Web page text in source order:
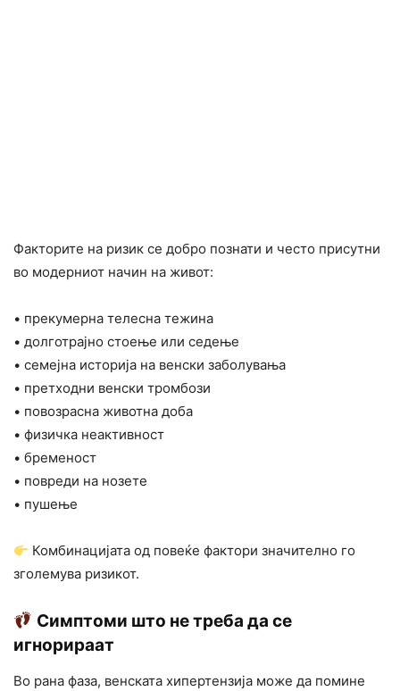
Факторите на ризик се добро познати и често присутни
во модерниот начин на живот:
• прекумерна телесна тежина
• долготрајно стоење или седење
• семејна историја на венски заболувања
• претходни венски тромбози
• повозрасна животна доба
• физичка неактивност
• бременост
• повреди на нозете
• пушење
Комбинацијата од повеќе фактори значително го
зголемува ризикот.
Симптоми што не треба да се
игнорираат
Во рана фаза, венската хипертензија може да помине